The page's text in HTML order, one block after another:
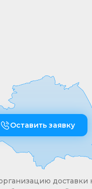
доставки
Оставить заявку